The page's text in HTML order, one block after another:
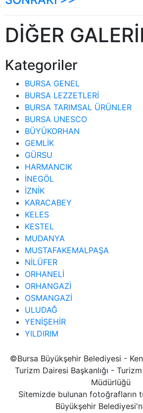
DİĞER
Kategoriler
BURSA GENEL
BURSA LEZZETLERİ
BURSA TARIMSAL ÜRÜNLER
BURSA UNESCO
BÜYÜKORHAN
GEMLİK
GÜRSU
HARMANCIK
İNEGÖL
İZNİK
KARACABEY
KELES
KESTEL
MUDANYA
MUSTAFAKEMALPAŞA
NİLÜFER
ORHANELİ
ORHANGAZİ
OSMANGAZİ
ULUDAĞ
YENİŞEHİR
YILDIRIM
©Bursa Büyükşehir Belediyesi -
Turizm Dairesi Başkanlığı -
Müdürlüğü
Sitemizde bulunan fotoğrafların
Büyükşehir